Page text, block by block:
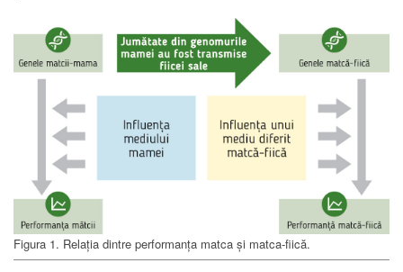
Figura 1. Relația dintre performanța matca și matca-fiică.